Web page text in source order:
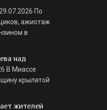
По
ажиотаж
в
над
В Миассе
крылатой
жителей